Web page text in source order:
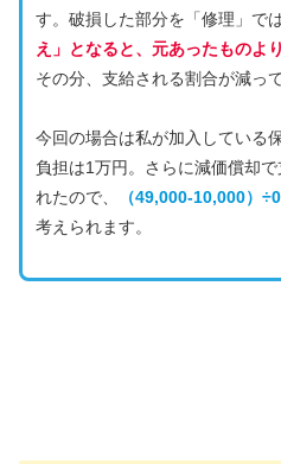
す。破損した部分を「修理」で
え」となると、元あったものよ
その分、支給される割合が減っ
今回の場合は私が加入している
負担は1万円。さらに減価償却
れたので、
（49,000-10,000）
考えられます。